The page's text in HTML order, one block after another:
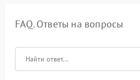
FAQ. Ответы на вопросы